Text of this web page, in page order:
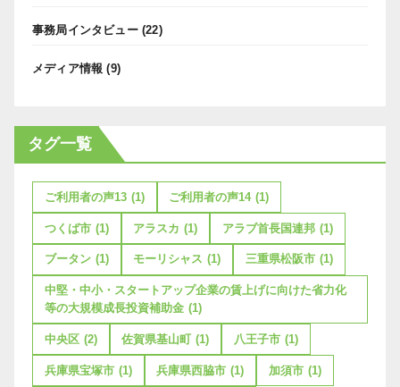
事務局インタビュー(22)
メディア情報 (9)
タグ一覧
ご利用者の声13 (1) ご利用者の声14 (1)
つくば市 (1) アラスカ (1) アラブ首長国連邦 (1)
ブータン (1) モーリシャス (1) 三重県松阪市 (1)
中堅・中小・スタートアップ企業の賃上げに向けた省力化
等の大規模成長投資補助金 (1)
中央区 (2) 佐賀県基山町 (1) 八王子市 (1)
兵庫県宝塚市 (1) 兵庫県西脇市 (1) 加須市 (1)